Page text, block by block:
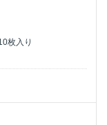
枚入り